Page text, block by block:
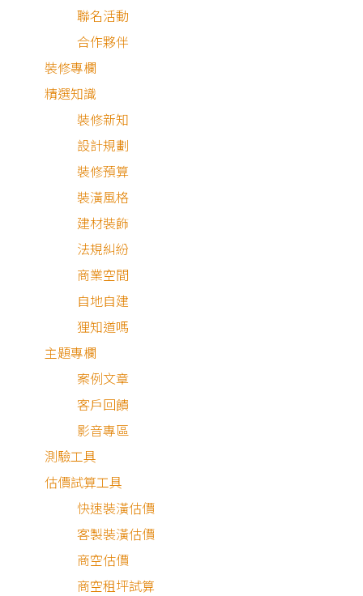
聯名活動
合作夥伴
裝修專欄
精選知識
裝修新知
設計規劃
裝修預算
裝潢風格
建材裝飾
法規糾紛
商業空間
自地自建
狸知道嗎
主題專欄
案例文章
客戶回饋
影音專區
測驗工具
估價試算工具
快速裝潢估價
客製裝潢估價
商空估價
商空租坪試算
業主需求與設計理念
將印度好客、放鬆，充滿歡樂的日常帶給客人，並從中展現
鄉獨特的文化風情，這是老闆希望在店裡呈現出的風格，也
我們設計的重點。所以在視覺第一眼的主色調，我們選擇以
度國旗中的橙、白、綠做為搭配，有著勇氣與無私意涵的橙
還有代表繁榮、信心、生產力的綠為主基底，而象徵真理與
平的白色，就在招牌My Tea Room上呈現，作為畫面中的一
大點綴。
異國風情拉茶飲料店
印度風情店面裝潢
印度拉茶製作過程中，華麗的手法令人目不轉睛，杯與杯來
流轉、甩動的茶湯，會產生細緻的泡沫，讓奶與茶完美交融